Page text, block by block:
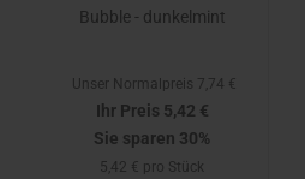
Bubble - dunkelmint
Unser Normalpreis 7,74 €
Ihr Preis 5,42 €
Sie sparen 30%
5,42 € pro Stück